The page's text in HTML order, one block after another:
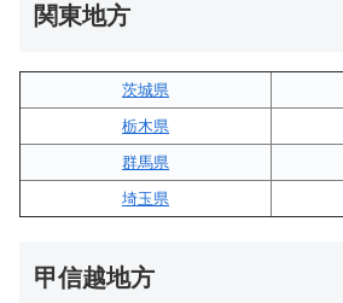
関東地方
茨城県
栃木県
群馬県
埼玉県
甲信越地方